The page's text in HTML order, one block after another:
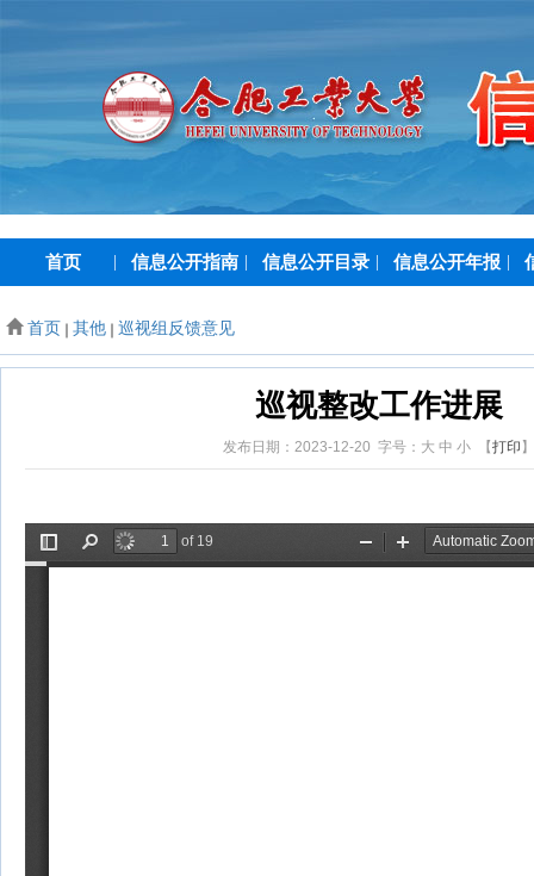
首页 信息公开指南 信息公开目录 信息公开年报
首页 其他 巡视组反馈意见
巡视整改工作进展
发布日期：2023-12-20 字号： 大 中 小【打印 】